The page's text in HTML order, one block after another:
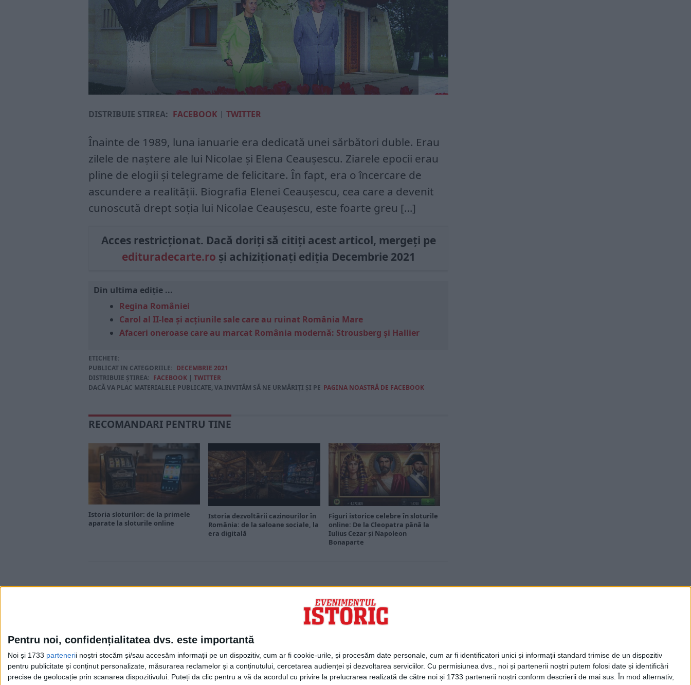
Pentru noi, confidențialitatea dvs. este importantă
Noi și 1733 partenerii noștri stocăm și/sau accesăm informații pe un dispozitiv, cum ar fi cookie-urile, și procesăm date personale, cum ar fi identificatori unici și informații standard trimise de un dispozitiv
pentru publicitate și conținut personalizate, măsurarea reclamelor și a conținutului, cercetarea audienței și dezvoltarea serviciilor. Cu permisiunea dvs., noi și partenerii noștri putem folosi date și identificări
precise de geolocație prin scanarea dispozitivului. Puteți da clic pentru a vă da acordul cu privire la prelucrarea realizată de către noi și 1733 partenerii noștri conform descrierii de mai sus. În mod alternativ,
DISTRIBUIE ȘTIREA: FACEBOOK | TWITTER
Înainte de 1989, luna ianuarie era dedicată unei sărbători duble. Erau
zilele de naștere ale lui Nicolae și Elena Ceaușescu. Ziarele epocii erau
pline de elogii și telegrame de felicitare. În fapt, era o încercare de
ascundere a realității. Biografia Elenei Ceaușescu, cea care a devenit
cunoscută drept soția lui Nicolae Ceaușescu, este foarte greu […]
Acces restricționat. Dacă doriți să citiți acest articol, mergeți pe
edituradecarte.ro și achiziționați ediția Decembrie 2021
Din ultima ediție ...
Regina României
Carol al II-lea și acțiunile sale care au ruinat România Mare
Afaceri oneroase care au marcat România modernă: Strousberg și Hallier
ETICHETE:
PUBLICAT IN CATEGORIILE: DECEMBRIE 2021
DISTRIBUIE ȘTIREA: FACEBOOK | TWITTER
DACĂ VA PLAC MATERIALELE PUBLICATE, VA INVITĂM SĂ NE URMĂRIȚI ȘI PE PAGINA NOASTRĂ DE FACEBOOK
RECOMANDARI PENTRU TINE
Istoria sloturilor: de la primele
aparate la sloturile online
Istoria dezvoltării cazinourilor în
România: de la saloane sociale, la
era digitală
Figuri istorice celebre în sloturile
online: De la Cleopatra până la
Iulius Cezar și Napoleon
Bonaparte
Cea mai mare revistă de istorie din Europa!.
Media KIT
Evenimentul Zilei
Doctorul Zilei
Infofinanciar
Infoactual
Editura de carte
EVZ Comunicate